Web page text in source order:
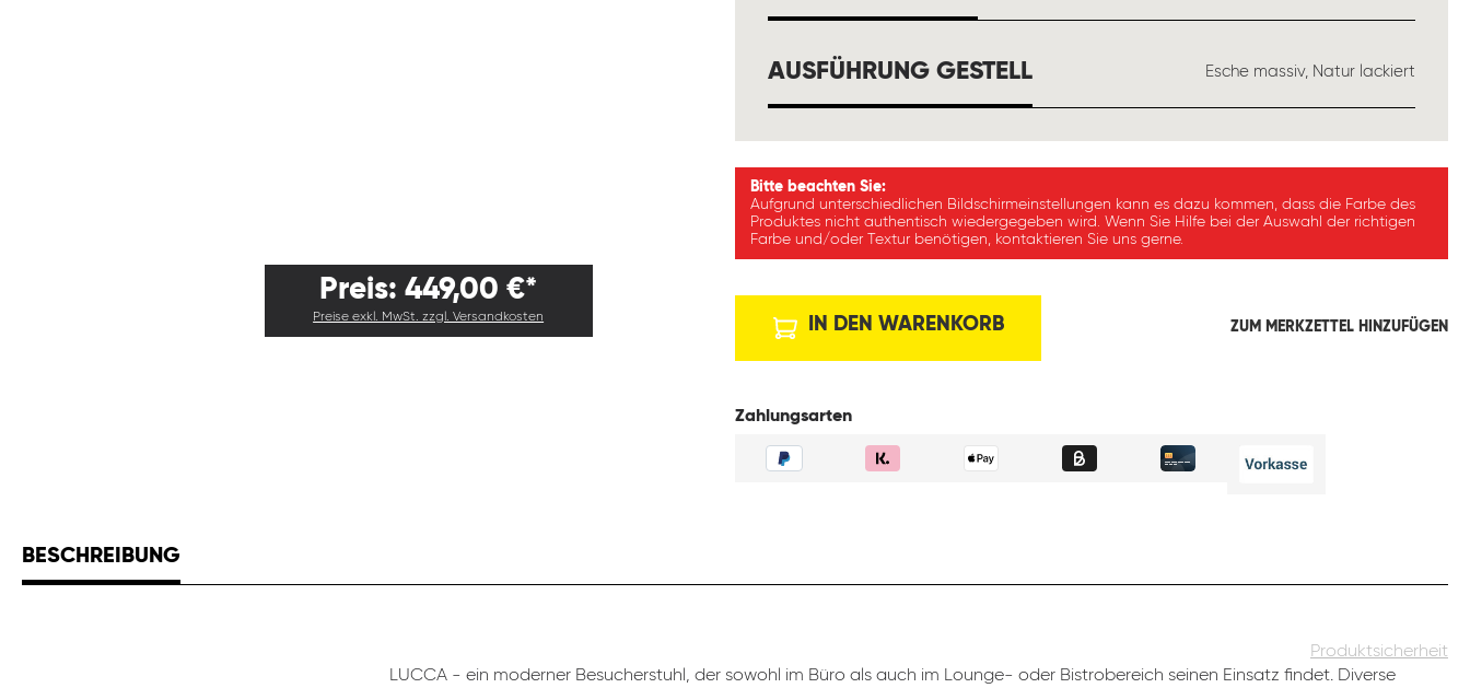
Preis: 449,00 €*
Preise exkl. MwSt. zzgl. Versandkosten
AUSFÜHRUNG GESTELLAUSWÄHLEN Esche massiv, Natur lackiert
Bitte beachten Sie:
Aufgrund unterschiedlichen Bildschirmeinstellungen kann es dazu kommen, dass die Farbe des
Produktes nicht authentisch wiedergegeben wird. Wenn Sie Hilfe bei der Auswahl der richtigen
Farbe und/oder Textur benötigen, kontaktieren Sie uns gerne.
IN DEN WARENKORB ZUM MERKZETTEL HINZUFÜGEN
Zahlungsarten
BESCHREIBUNG
Produktsicherheit
LUCCA - ein moderner Besucherstuhl, der sowohl im Büro als auch im Lounge- oder Bistrobereich seinen Einsatz findet. Diverse